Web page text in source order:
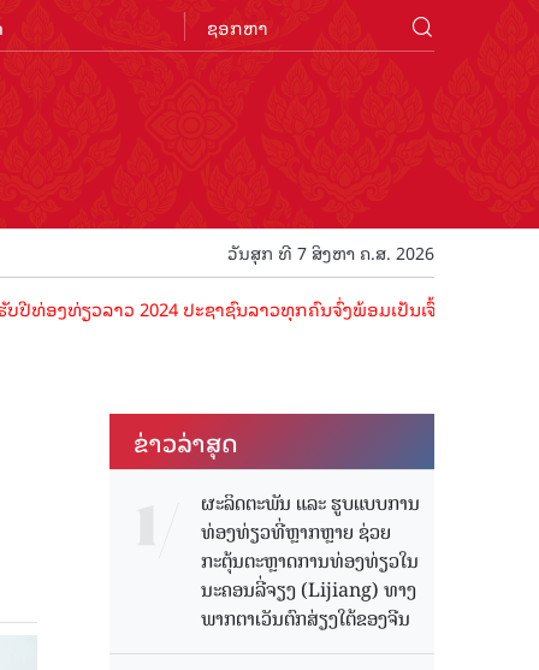
ວັນສຸກ ທີ 7 ສິງຫາ ຄ.ສ. 2026
ງທ່ຽວລາວ 2024 ປະຊາຊົນລາວທຸກຄົນຈົ່ງພ້ອມເປັນເຈົ້າພາບທີ່ດີ ຕ້ອນຮັ
ຂ່າວ​ລ່າ​ສຸດ
ຜະລິດຕະພັນ ແລະ ຮູບແບບການ
ທ່ອງທ່ຽວທີ່ຫຼາກຫຼາຍ ຊ່ວຍ
ກະຕຸ້ນຕະຫຼາດການທ່ອງທ່ຽວໃນ
ນະຄອນລີ່ຈຽງ (Lijiang) ທາງ
ພາກຕາເວັນຕົກສ່ຽງໃຕ້ຂອງຈີນ